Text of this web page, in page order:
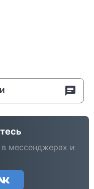
мессенджерах и